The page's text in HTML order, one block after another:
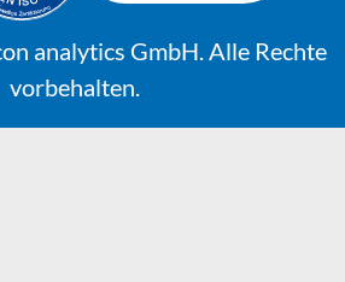
analytics GmbH. Alle Rechte
vorbehalten.